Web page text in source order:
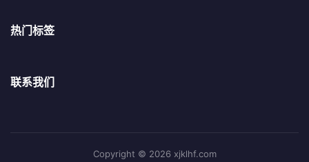
热门标签
联系我们
Copyright © 2026 xjklhf.com